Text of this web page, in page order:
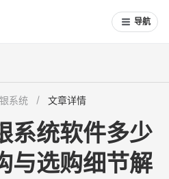
导航
和售后服务吗？
价比？
系统 文章详情
系统软件多少
与选购细节解